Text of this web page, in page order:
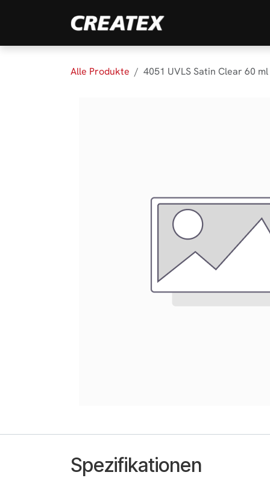
Alle Produkte 4051 UVLS Satin Clear 60 ml
Spezifikationen